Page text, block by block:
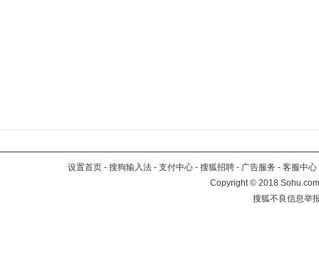
设置首页 - 搜狗输入法 - 支付中心 - 搜狐招聘 - 广告服务 - 客服中心
Copyright©2018
搜狐不良信息举